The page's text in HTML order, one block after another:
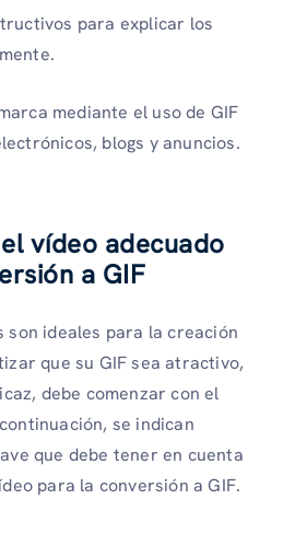
para explicar los
mediante el uso de GIF
blogs y anuncios.
vídeo adecuado
a GIF
son ideales para la creación
que su GIF sea atractivo,
debe comenzar con el
se indican
que debe tener en cuenta
para la conversión a GIF.